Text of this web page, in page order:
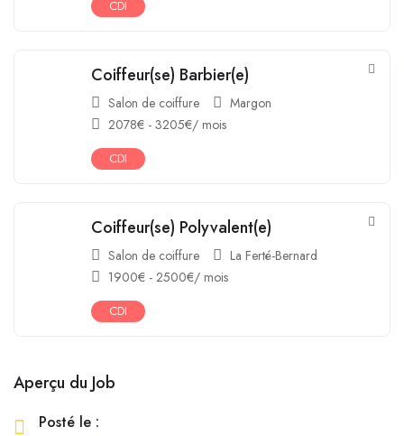
CDI
Coiffeur(se) Barbier(e)
Salon de coiffure
Margon
2078€ - 3205€/ mois
CDI
Coiffeur(se) Polyvalent(e)
Salon de coiffure
La Ferté-Bernard
1900€ - 2500€/ mois
CDI
Aperçu du Job
Posté le :